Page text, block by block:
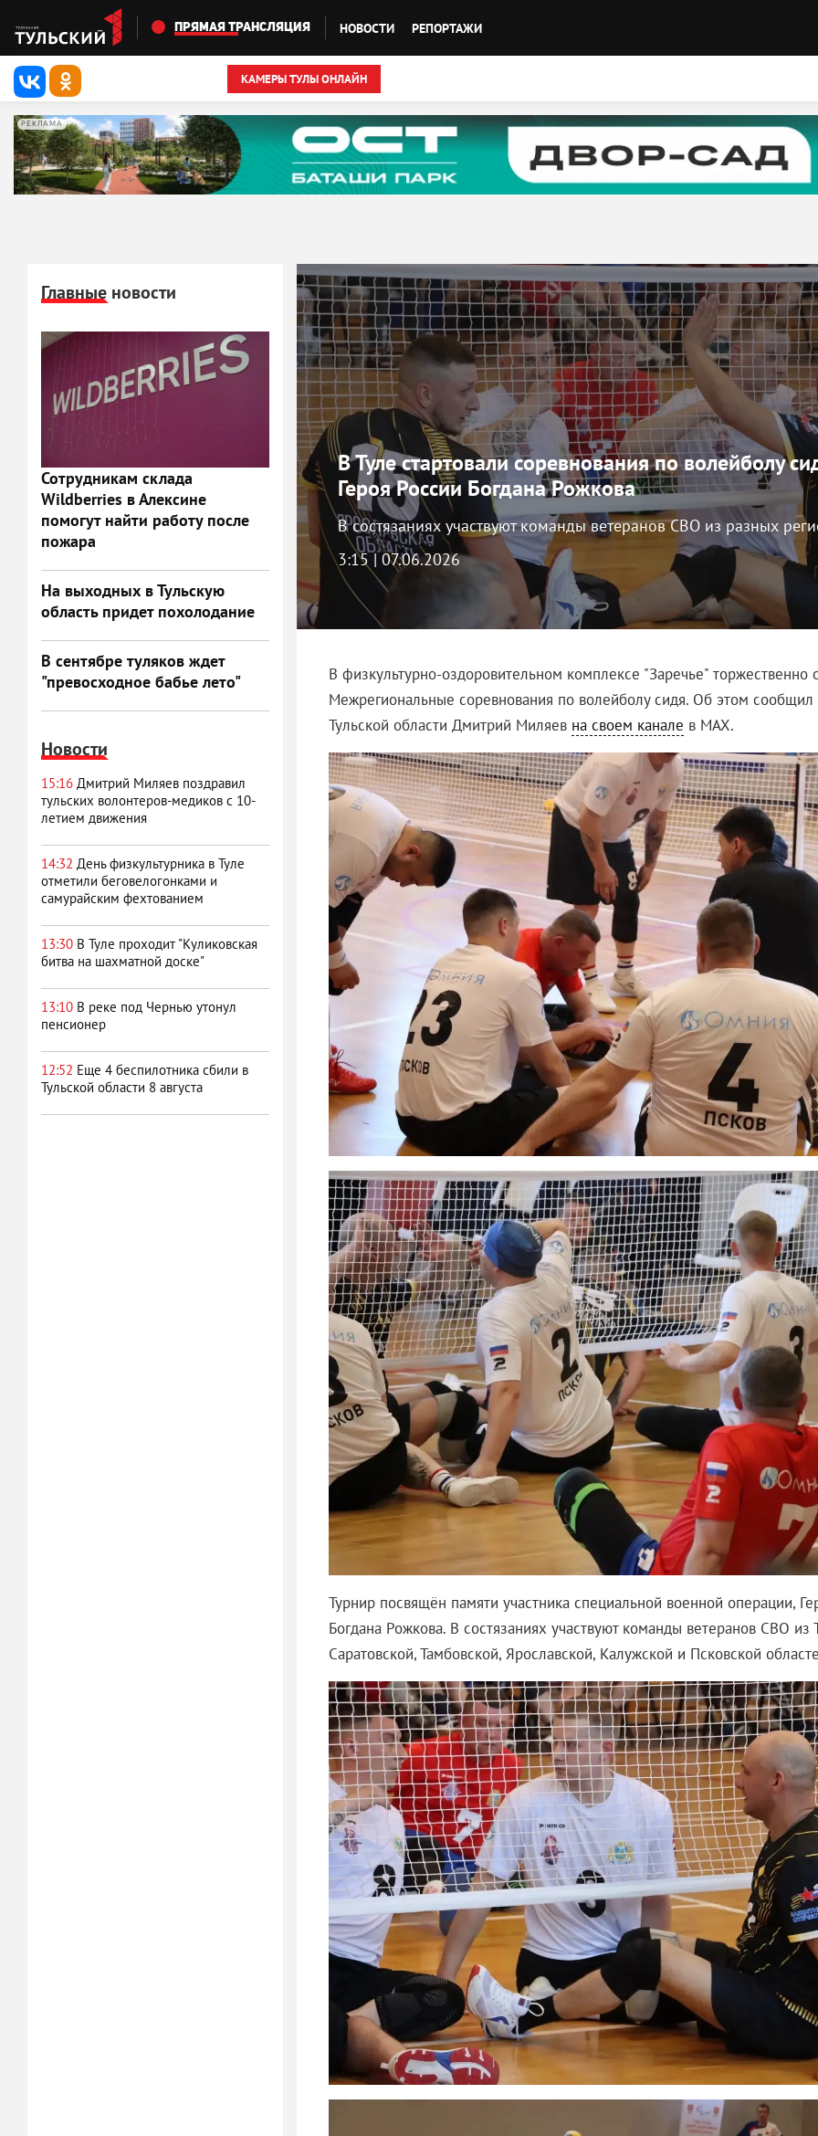
Перейти к основному содержанию
ПРЯМАЯ ТРАНСЛЯЦИЯ НОВОСТИ РЕПОРТАЖИ
КАМЕРЫ ТУЛЫ ОНЛАЙН
РЕКЛАМА
Главные новости
Сотрудникам склада
Wildberries в Алексине
помогут найти работу после
пожара
На выходных в Тульскую
область придет похолодание
В сентябре туляков ждет
"превосходное бабье лето"
Новости
15:16 Дмитрий Миляев поздравил
тульских волонтеров-медиков с 10-
летием движения
14:32 День физкультурника в Туле
отметили беговелогонками и
самурайским фехтованием
13:30 В Туле проходит "Куликовская
битва на шахматной доске"
13:10 В реке под Чернью утонул
пенсионер
12:52 Еще 4 беспилотника сбили в
Тульской области 8 августа
В Туле стартовали соревнования по волейболу
Героя России Богдана Рожкова
В состязаниях участвуют команды ветеранов СВО из разных
3:15 | 07.06.2026
В физкультурно‑оздоровительном комплексе "Заречье" торжественно
Межрегиональные соревнования по волейболу сидя. Об этом сообщил
Тульской области Дмитрий Миляев на своем канале в MAX.
Турнир посвящён памяти участника специальной военной операции,
Богдана Рожкова. В состязаниях участвуют команды ветеранов СВО из
Саратовской, Тамбовской, Ярославской, Калужской и Псковской